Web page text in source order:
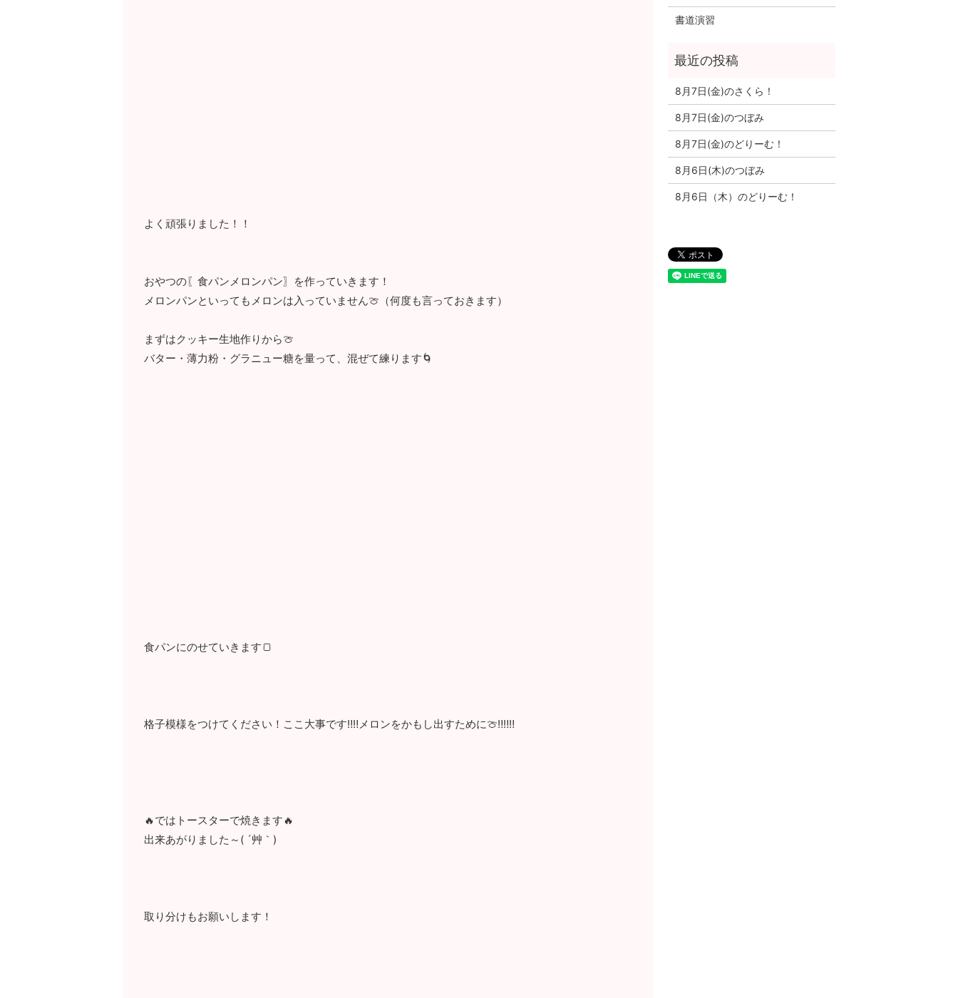
よく頑張りました！！
おやつの〖食パンメロンパン〗を作っていきます！
メロンパンといってもメロンは入っていません🍈（何度も言っておきます）
まずはクッキー生地作りから🍈
バター・薄力粉・グラニュー糖を量って、混ぜて練ります🌀
食パンにのせていきます🍞
格子模様をつけてください！ここ大事です‼‼メロンをかもし出すために🍈‼‼‼
🔥ではトースターで焼きます🔥
出来あがりました～( ´艸｀)
取り分けもお願いします！
書道演習
8月7日(金)のさくら！
8月7日(金)のつぼみ
8月7日(金)のどりーむ！
8月6日(木)のつぼみ
8月6日（木）のどりーむ！